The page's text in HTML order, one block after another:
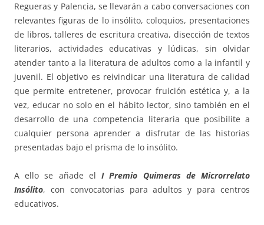
Regueras y Palencia, se llevarán a cabo conversaciones con
relevantes figuras de lo insólito, coloquios, presentaciones
de libros, talleres de escritura creativa, disección de textos
literarios, actividades educativas y lúdicas, sin olvidar
atender tanto a la literatura de adultos como a la infantil y
juvenil. El objetivo es reivindicar una literatura de calidad
que permite entretener, provocar fruición estética y, a la
vez, educar no solo en el hábito lector, sino también en el
desarrollo de una competencia literaria que posibilite a
cualquier persona aprender a disfrutar de las historias
presentadas bajo el prisma de lo insólito.
A ello se añade el I Premio Quimeras de Microrrelato
Insólito, con convocatorias para adultos y para centros
educativos.